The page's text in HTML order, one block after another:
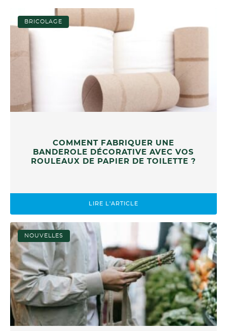
BRICOLAGE
COMMENT FABRIQUER UNE
BANDEROLE DÉCORATIVE AVEC VOS
ROULEAUX DE PAPIER DE TOILETTE ?
LIRE L'ARTICLE
NOUVELLES